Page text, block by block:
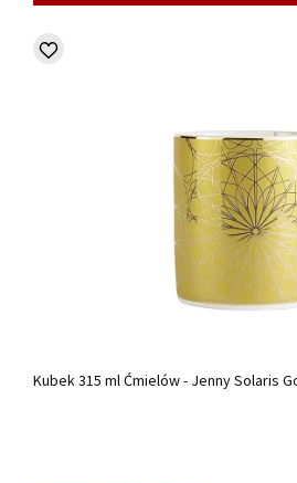
Kubek 315 ml Ćmielów - Jenny Solaris